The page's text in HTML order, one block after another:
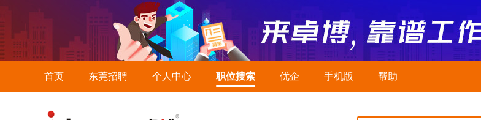
首页 东莞招聘 个人中心 职位搜索 优企 手机版 帮助